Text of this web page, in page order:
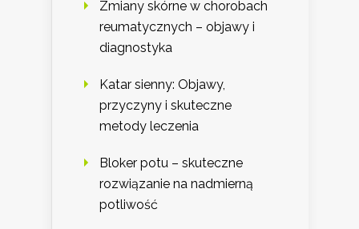
Zmiany skórne w chorobach
reumatycznych – objawy i
diagnostyka
Katar sienny: Objawy,
przyczyny i skuteczne
metody leczenia
Bloker potu – skuteczne
rozwiązanie na nadmierną
potliwość